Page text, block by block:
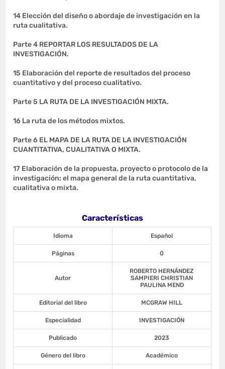
14 Elección del diseño o abordaje de investigación en la
ruta cualitativa.
Parte 4 REPORTAR LOS RESULTADOS DE LA
INVESTIGACIÓN.
15 Elaboración del reporte de resultados del proceso
cuantitativo y del proceso cualitativo.
Parte 5 LA RUTA DE LA INVESTIGACIÓN MIXTA.
16 La ruta de los métodos mixtos.
Parte 6 EL MAPA DE LA RUTA DE LA INVESTIGACIÓN
CUANTITATIVA, CUALITATIVA O MIXTA.
17 Elaboración de la propuesta, proyecto o protocolo de la
investigación: el mapa general de la ruta cuantitativa,
cualitativa o mixta.
Características
Idioma Español
Páginas 0
Autor
ROBERTO HERNÁNDEZ
SAMPIERI CHRISTIAN
PAULINA MEND
Editorial del libro MCGRAW HILL
Especialidad INVESTIGACIÓN
Publicado 2023
Género del libro Académico